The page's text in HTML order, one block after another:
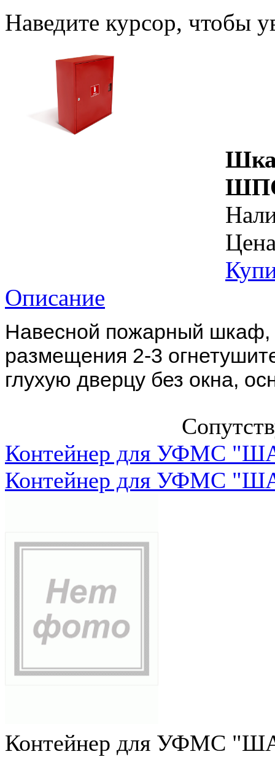
Наведите курсор, чтобы
Описание
Навесной пожарный шкаф,
размещения 2-3
глухую дверцу без окна,
Контейнер для УФМС
Контейнер для УФМС
Контейнер для УФМС